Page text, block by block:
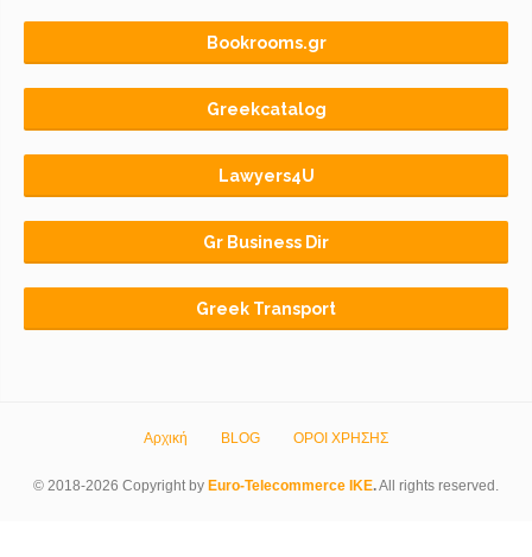
Bookrooms.gr
Greekcatalog
Lawyers4U
Gr Business Dir
Greek Transport
Αρχική BLOG ΟΡΟΙ ΧΡΗΣΗΣ
© 2018-2026 Copyright by Euro-Telecommerce IKE.All rights reserved.